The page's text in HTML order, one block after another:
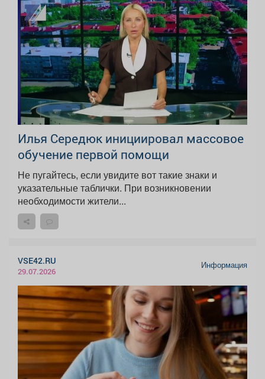
Илья Середюк инициировал массовое
обучение первой помощи
Не пугайтесь, если увидите вот такие знаки и
указательные таблички. При возникновении
необходимости жители...
VSE42.RU
29.07.2026
Информация